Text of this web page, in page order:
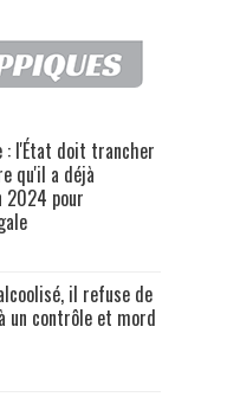
: l'État doit trancher
qu'il a déjà
2024 pour
il refuse de
un contrôle et mord